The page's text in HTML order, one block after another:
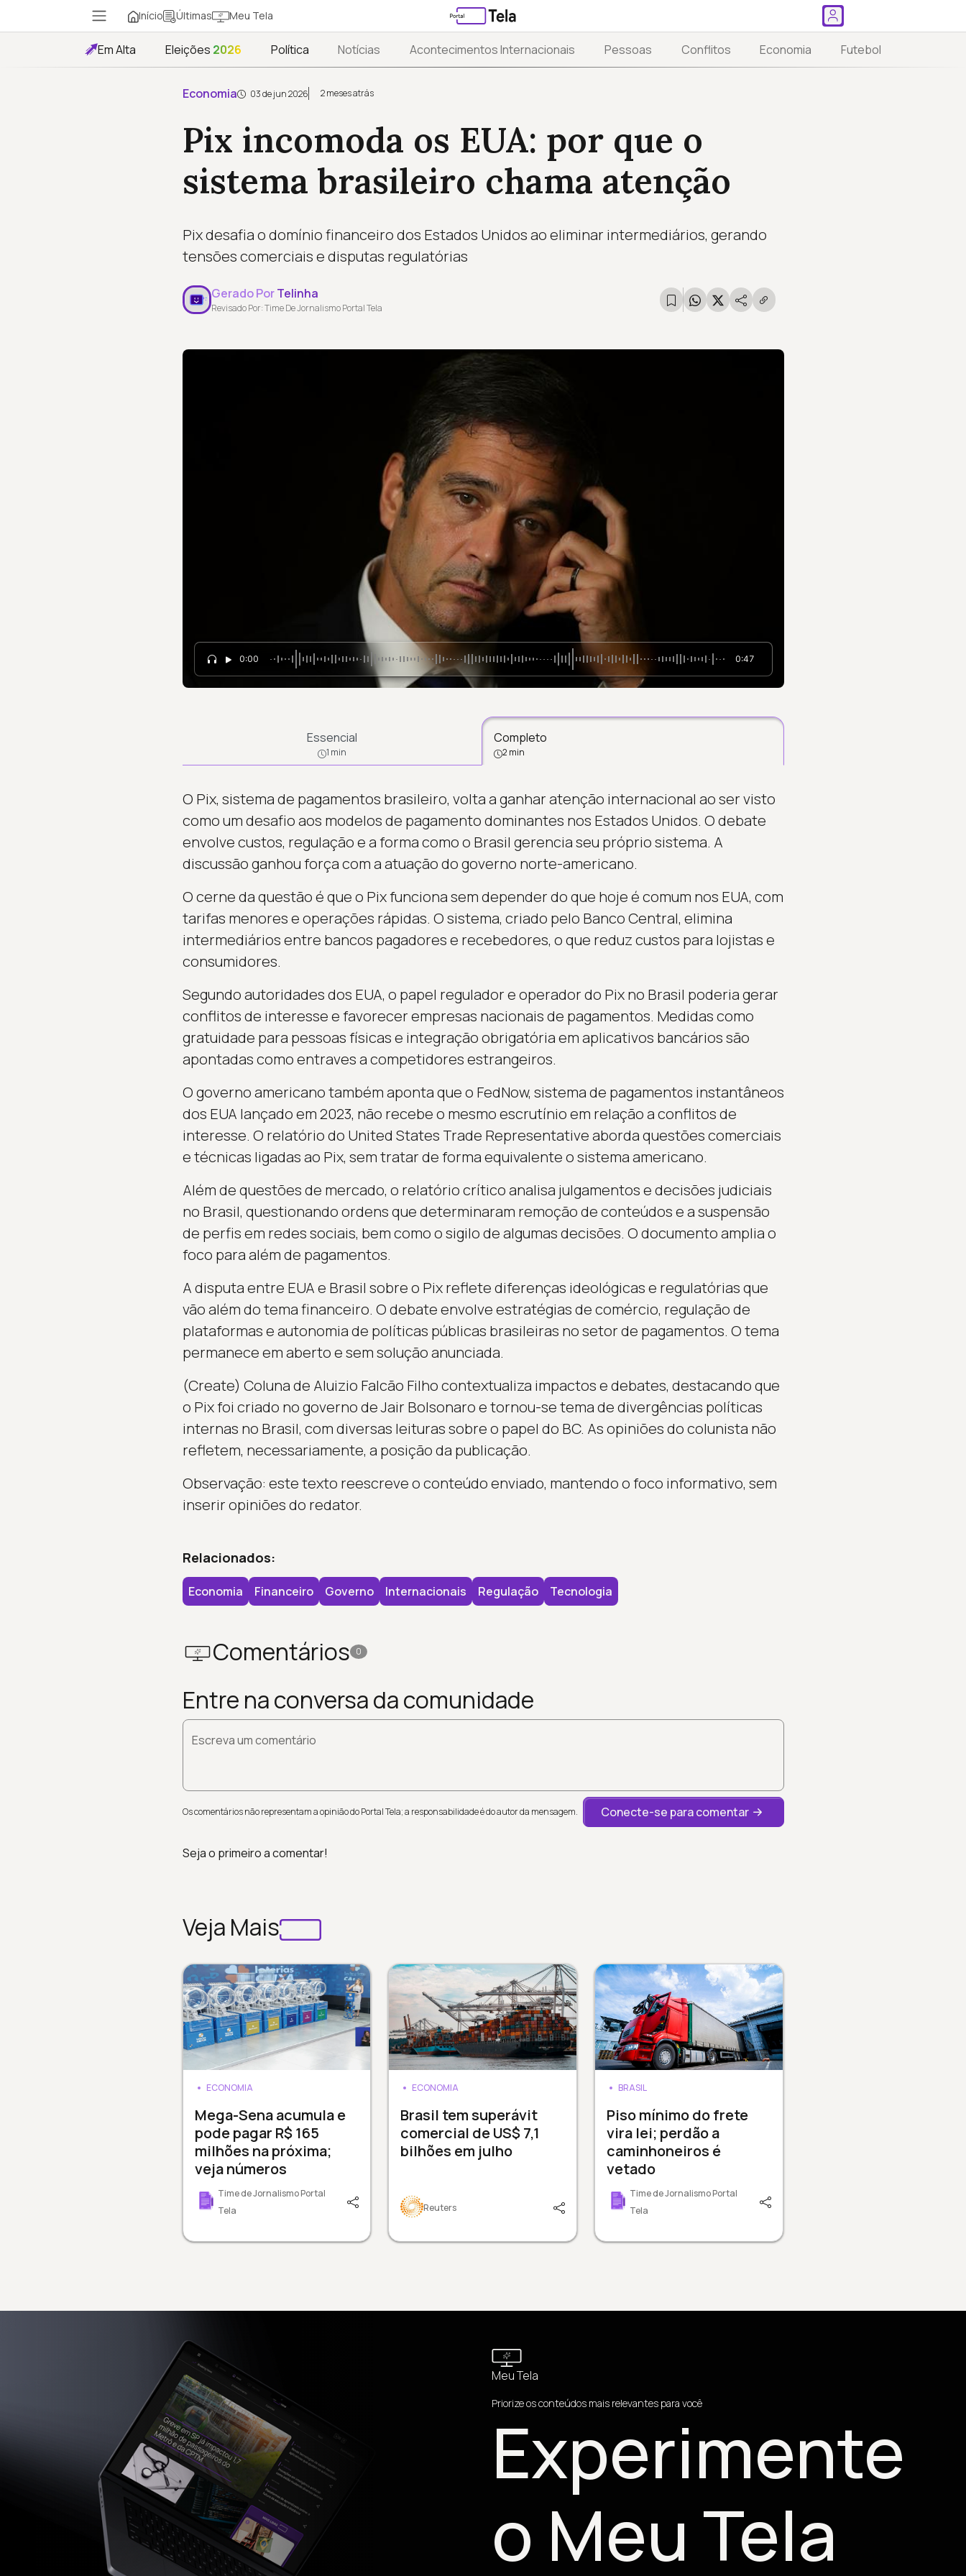
Início Últimas Meu Tela
Em Alta Eleições 2026 Política Notícias Acontecimentos Internacionais Pessoas Conflitos Economia Futebol
Economia 03 de jun 2026 2 meses atrás
Pix incomoda os EUA: por que o
sistema brasileiro chama atenção
Pix desafia o domínio financeiro dos Estados Unidos ao eliminar intermediários, gerando
tensões comerciais e disputas regulatórias
Gerado PorTelinha
Revisado Por: Time De Jornalismo Portal Tela
0:00 0:47
Essencial
1 min
Completo
2 min
O Pix, sistema de pagamentos brasileiro, volta a ganhar atenção internacional ao ser visto
como um desafio aos modelos de pagamento dominantes nos Estados Unidos. O debate
envolve custos, regulação e a forma como o Brasil gerencia seu próprio sistema. A
discussão ganhou força com a atuação do governo norte-americano.
O cerne da questão é que o Pix funciona sem depender do que hoje é comum nos EUA, com
tarifas menores e operações rápidas. O sistema, criado pelo Banco Central, elimina
intermediários entre bancos pagadores e recebedores, o que reduz custos para lojistas e
consumidores.
Segundo autoridades dos EUA, o papel regulador e operador do Pix no Brasil poderia gerar
conflitos de interesse e favorecer empresas nacionais de pagamentos. Medidas como
gratuidade para pessoas físicas e integração obrigatória em aplicativos bancários são
apontadas como entraves a competidores estrangeiros.
O governo americano também aponta que o FedNow, sistema de pagamentos instantâneos
dos EUA lançado em 2023, não recebe o mesmo escrutínio em relação a conflitos de
interesse. O relatório do United States Trade Representative aborda questões comerciais
e técnicas ligadas ao Pix, sem tratar de forma equivalente o sistema americano.
Além de questões de mercado, o relatório crítico analisa julgamentos e decisões judiciais
no Brasil, questionando ordens que determinaram remoção de conteúdos e a suspensão
de perfis em redes sociais, bem como o sigilo de algumas decisões. O documento amplia o
foco para além de pagamentos.
A disputa entre EUA e Brasil sobre o Pix reflete diferenças ideológicas e regulatórias que
vão além do tema financeiro. O debate envolve estratégias de comércio, regulação de
plataformas e autonomia de políticas públicas brasileiras no setor de pagamentos. O tema
permanece em aberto e sem solução anunciada.
(Create) Coluna de Aluizio Falcão Filho contextualiza impactos e debates, destacando que
o Pix foi criado no governo de Jair Bolsonaro e tornou-se tema de divergências políticas
internas no Brasil, com diversas leituras sobre o papel do BC. As opiniões do colunista não
refletem, necessariamente, a posição da publicação.
Observação: este texto reescreve o conteúdo enviado, mantendo o foco informativo, sem
inserir opiniões do redator.
Relacionados:
Economia Financeiro Governo Internacionais Regulação Tecnologia
Comentários 0
Entre na conversa da comunidade
Escreva um comentário
Os comentários não representam a opinião do Portal Tela; a responsabilidade é do autor da mensagem. Conecte-se para comentar
Seja o primeiro a comentar!
Veja Mais
ECONOMIA
Mega-Sena acumula e
pode pagar R$ 165
milhões na próxima;
veja números
Time de Jornalismo Portal
Tela
ECONOMIA
Brasil tem superávit
comercial de US$ 7,1
bilhões em julho
Reuters
BRASIL
Piso mínimo do frete
vira lei; perdão a
caminhoneiros é
vetado
Time de Jornalismo Portal
Tela
Meu Tela
Priorize os conteúdos mais relevantes para você
Experimente
o Meu Tela